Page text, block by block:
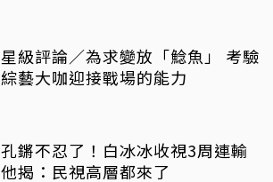
星級評論／為求變放「鯰魚」 考驗
綜藝大咖迎接戰場的能力
孔鏘不忍了！白冰冰收視3周連輸
他揭：民視高層都來了